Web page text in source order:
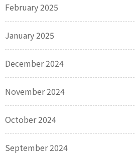
February 2025
January 2025
December 2024
November 2024
October 2024
September 2024